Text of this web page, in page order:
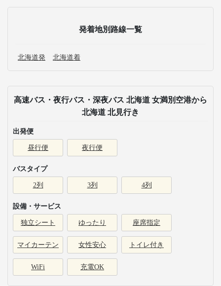
発着地別路線一覧
北海道発 北海道着
高速バス・夜行バス・深夜バス 北海道 女満別空港から
北海道 北見行き
出発便
昼行便 夜行便
バスタイプ
2列 3列 4列
設備・サービス
独立シート ゆったり 座席指定
マイカーテン 女性安心 トイレ付き
WiFi 充電OK